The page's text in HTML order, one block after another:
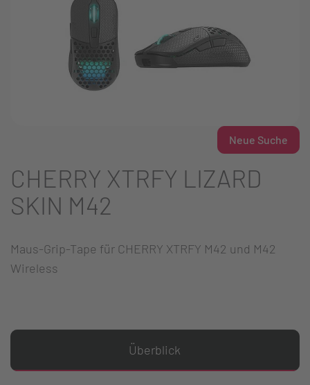
Neue Suche
CHERRY XTRFY LIZARD
SKIN M42
Maus-Grip-Tape für CHERRY XTRFY M42 und M42
Wireless
Überblick